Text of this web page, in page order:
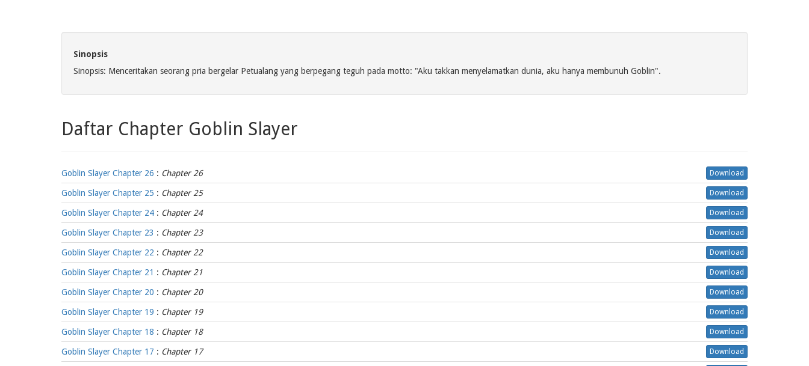
Sinopsis
Sinopsis: Menceritakan seorang pria bergelar Petualang yang berpegang teguh pada motto: "Aku takkan menyelamatkan dunia, aku hanya membunuh Goblin".
Daftar Chapter Goblin Slayer
Goblin Slayer Chapter 26 : Chapter 26 Download
Goblin Slayer Chapter 25 : Chapter 25 Download
Goblin Slayer Chapter 24 : Chapter 24 Download
Goblin Slayer Chapter 23 : Chapter 23 Download
Goblin Slayer Chapter 22 : Chapter 22 Download
Goblin Slayer Chapter 21 : Chapter 21 Download
Goblin Slayer Chapter 20 : Chapter 20 Download
Goblin Slayer Chapter 19 : Chapter 19 Download
Goblin Slayer Chapter 18 : Chapter 18 Download
Goblin Slayer Chapter 17 : Chapter 17 Download